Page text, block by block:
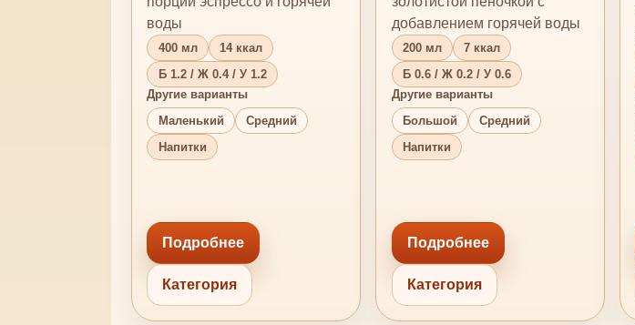
воды
400 мл
14 ккал
Б 1.2 / Ж 0.4 / У 1.2
Другие варианты
Маленький
Средний
Напитки
Подробнее
Категория
добавлением горячей воды
200 мл
7 ккал
Б 0.6 / Ж 0.2 / У 0.6
Другие варианты
Большой
Средний
Напитки
Подробнее
Категория